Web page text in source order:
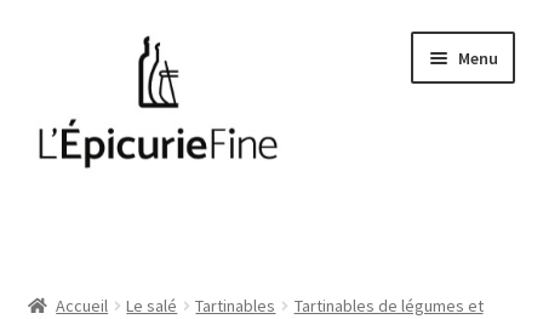
navigation
Menu
Accueil Le salé Tartinables
Tartinables de légumes et